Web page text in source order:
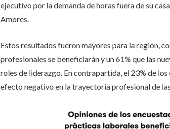
ejecutivo por la demanda de horas fuera de su
Amores.
Estos resultados fueron mayores para la región,
profesionales se beneficiarán y un 61% que las
roles de liderazgo. En contrapartida, el 23% de
efecto negativo en la trayectoria profesional de